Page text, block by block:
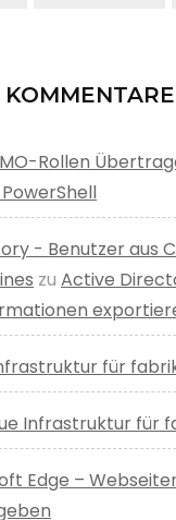
KOMMENTARE
Rollen
- Benutzer aus
zu Active
für
Infrastruktur für
Edge –